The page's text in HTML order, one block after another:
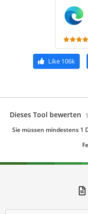
Like 106k
Dieses Tool bewerten
Sie müssen mindestens